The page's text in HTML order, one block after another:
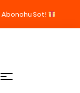
Abonohu Sot!